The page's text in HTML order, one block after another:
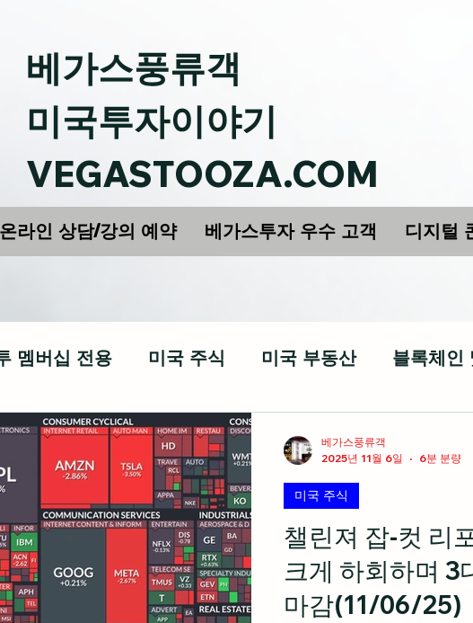
베가스풍류객
미국투자이야기
VEGASTOOZA.COM
온라인 상담/강의 예약 베가스투자 우수 고객 디지털
멤버십 전용 미국 주식 미국 부동산 블록체인
미국 경제 지표 미국 주식 입문
미국 여행 정보 전업투자자의 혼잣말
챌린져 잡-컷 리
크게 하회하며 3
마감(11/06/25)
미국 주식
베가스풍류객
2025년 11월 6일
6분 분량